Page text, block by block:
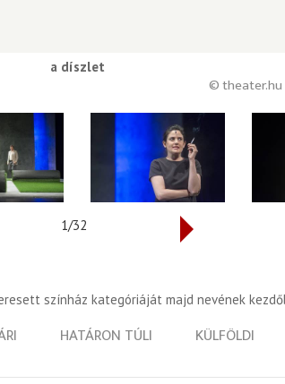
a díszlet
© theater.hu
1/32
színház kategóriáját majd nevének
HATÁRON TÚLI KÜLFÖLDI